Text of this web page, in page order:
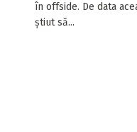
în offside. De data
știut să...